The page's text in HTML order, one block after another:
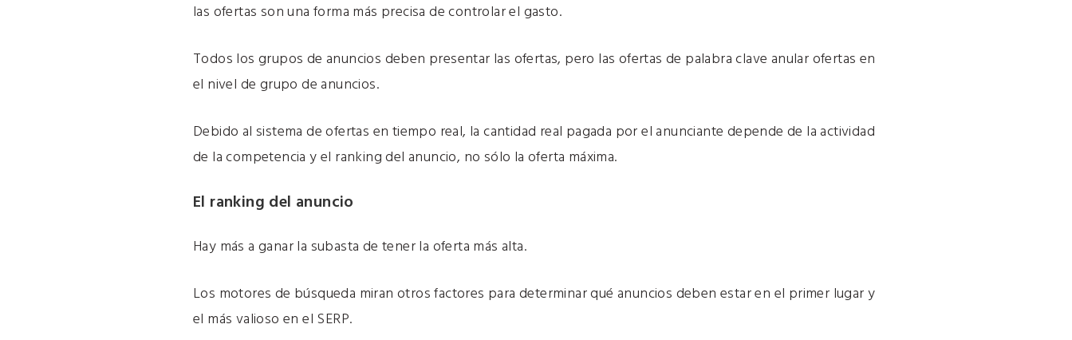
las ofertas son una forma más precisa de controlar el gasto.
Todos los grupos de anuncios deben presentar las ofertas, pero las ofertas de palabra clave anular ofertas en
el nivel de grupo de anuncios.
Debido al sistema deofertas en tiempo real, la cantidad real pagada por el anunciante depende de la actividad
de la competencia y el ranking del anuncio, no sólo la oferta máxima.
El ranking del anuncio
Hay más a ganar la subasta de tener la oferta más alta.
Los motores de búsqueda miran otros factores para determinar qué anuncios deben estar en el primer lugar y
el más valioso en el SERP.